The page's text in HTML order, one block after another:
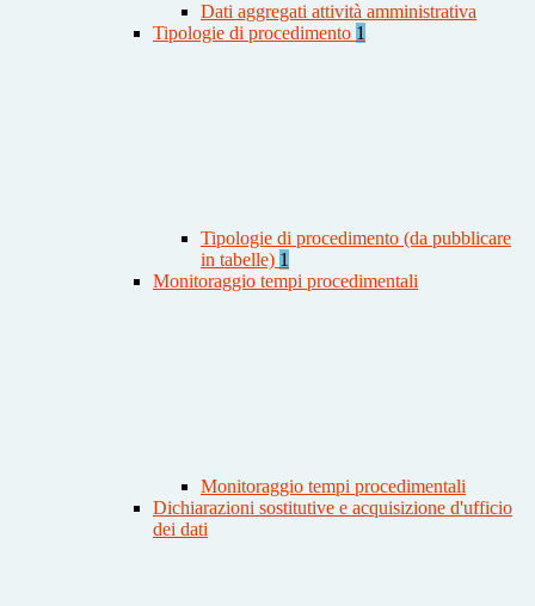
Dati aggregati attività amministrativa
Tipologie di procedimento 1
Tipologie di procedimento (da pubblicare
in tabelle) 1
Monitoraggio tempi procedimentali
Monitoraggio tempi procedimentali
Dichiarazioni sostitutive e acquisizione d'ufficio
dei dati